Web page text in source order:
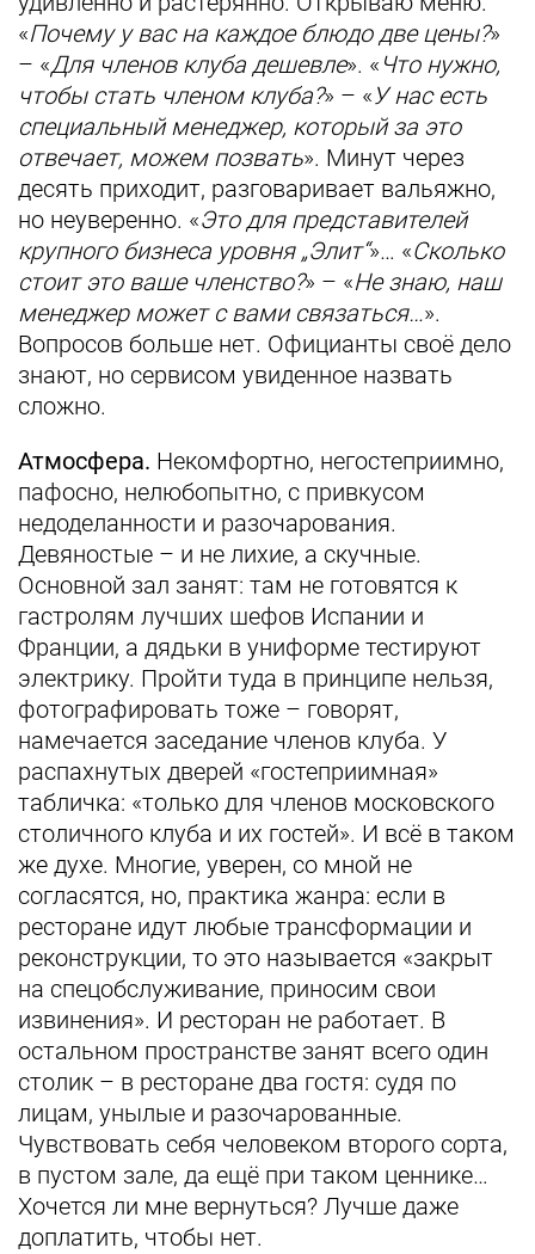
«Почему у вас на каждое блюдо две цены?»
– «Для членов клуба дешевле». « Что нужно,
чтобы стать членом клуба?» – «У нас есть
специальный менеджер, который за это
отвечает, можем позвать». Минут через
десять приходит, разговаривает вальяжно,
но неуверенно. «Это для представителей
крупного бизнеса уровня „Элит“»… «Сколько
стоит это ваше членство?» – «Не знаю, наш
менеджер может с вами связаться…».
Вопросов больше нет. Официанты своё дело
знают, но сервисом увиденное назвать
сложно.
Атмосфера. Некомфортно, негостеприимно,
пафосно, нелюбопытно, с привкусом
недоделанности и разочарования.
Девяностые – и не лихие, а скучные.
Основной зал занят: там не готовятся к
гастролям лучших шефов Испании и
Франции, а дядьки в униформе тестируют
электрику. Пройти туда в принципе нельзя,
фотографировать тоже – говорят,
намечается заседание членов клуба. У
распахнутых дверей «гостеприимная»
табличка: «только для членов московского
столичного клуба и их гостей». И всё в таком
же духе. Многие, уверен, со мной не
согласятся, но, практика жанра: если в
ресторане идут любые трансформации и
реконструкции, то это называется «закрыт
на спецобслуживание, приносим свои
извинения». И ресторан не работает. В
остальном пространстве занят всего один
столик – в ресторане два гостя: судя по
лицам, унылые и разочарованные.
Чувствовать себя человеком второго сорта,
в пустом зале, да ещё при таком ценнике…
Хочется ли мне вернуться? Лучше даже
доплатить, чтобы нет.